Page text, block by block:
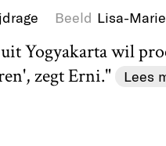
Beeld Lisa-
Yogyakarta wil
zegt Erni."
Lees